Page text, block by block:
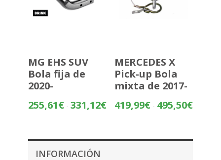
MG EHS SUV
Bola fija de
2020-
255,61€ - 331,12€Rango
MERCEDES X
Pick-up Bola
mixta de 2017-
419,99€ - 495,50€Rango
INFORMACIÓN